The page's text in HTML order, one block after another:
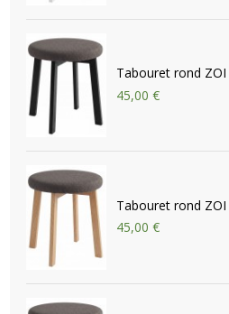
Tabouret rond
45,00 €
Tabouret rond
45,00 €